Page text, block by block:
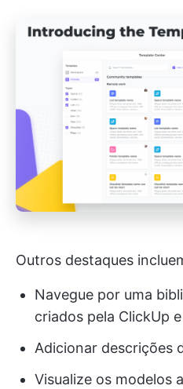
Outros destaques
Navegue por uma
criados pela ClickUp
Adicionar descrições
Visualize os modelos